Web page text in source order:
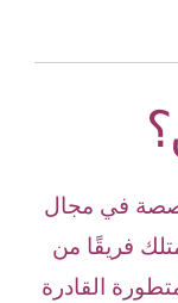
في مجال
فريقًا من
القادرة